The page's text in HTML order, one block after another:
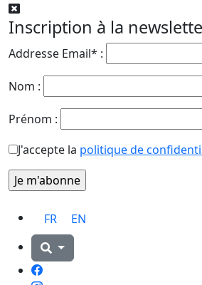
Inscription à la
Addresse Email* :
Nom :
Prénom :
J'accepte la politique de
FR EN
Facebook